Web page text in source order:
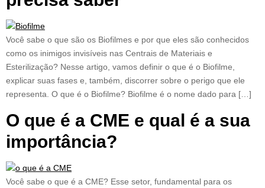
Você sabe o que são os Biofilmes e por que eles são conhecidos
como os inimigos invisíveis nas Centrais de Materiais e
Esterilização? Nesse artigo, vamos definir o que é o Biofilme,
explicar suas fases e, também, discorrer sobre o perigo que ele
representa. O que é o Biofilme? Biofilme é o nome dado para […]
O que é a CME e qual é a sua
importância?
Você sabe o que é a CME? Esse setor, fundamental para os